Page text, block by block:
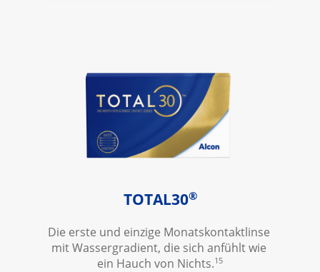
TOTAL30®
Die erste und einzige Monatskontaktlinse
mit Wassergradient, die sich anfühlt wie
ein Hauch von Nichts.15